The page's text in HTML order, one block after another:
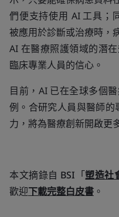
們便支持使用 AI 工具；
被應用於診斷或治療時，
AI 在醫療照護領域的潛
臨床專業人員的信心。
目前，AI 已在全球多個
例。合研究人員與醫師
力，將為醫療創新開啟更
本文摘錄自 BSI「塑造社
歡迎下載完整白皮書 。